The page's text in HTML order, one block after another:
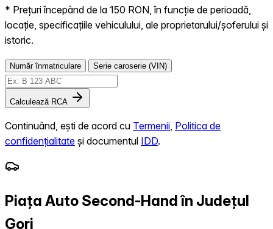
* Prețuri începând de la 150 RON, în funcție de perioadă,
locație, specificațiile vehiculului, ale proprietarului/șoferului și
istoric.
Număr înmatriculare Serie caroserie (VIN)
Calculează RCA
Continuând, ești de acord cu Termenii Politica de
confidențialitate și documentul IDD.
Piața Auto Second-Hand în Județul
Gorj